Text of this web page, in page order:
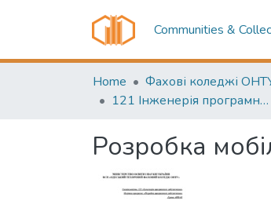
Communities &
Home
121 Інженерія програмного забезпечення
Розробка